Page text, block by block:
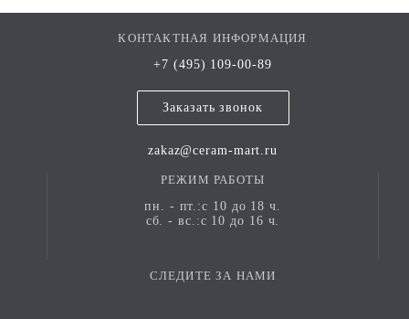
КОНТАКТНАЯ ИНФОРМАЦИЯ
+7 (495) 109-00-89
Заказать звонок
zakaz@ceram-mart.ru
РЕЖИМ РАБОТЫ
пн. - пт.:с 10 до 18 ч.
сб. - вс.:с 10 до 16 ч.
СЛЕДИТЕ ЗА НАМИ